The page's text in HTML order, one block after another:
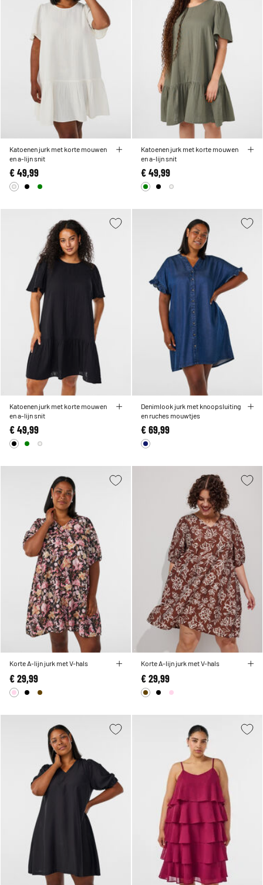
Katoenen jurk met korte mouwen
en a-lijn snit
€ 49,99
Katoenen jurk met korte mouwen
en a-lijn snit
€ 49,99
Katoenen jurk met korte mouwen
en a-lijn snit
€ 49,99
Denimlook jurk met knoopsluiting
en ruches mouwtjes
€ 69,99
Korte A-lijn jurk met V-hals
€ 29,99
Korte A-lijn jurk met V-hals
€ 29,99